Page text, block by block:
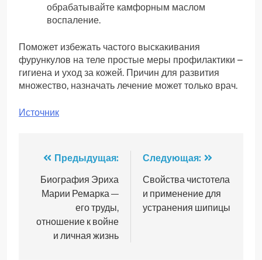
обрабатывайте камфорным маслом
воспаление.
Поможет избежать частого выскакивания
фурункулов на теле простые меры профилактики –
гигиена и уход за кожей. Причин для развития
множество, назначать лечение может только врач.
Источник
Навигация
по
записям
Предыдущая:
Биография Эриха
Марии Ремарка —
его труды,
отношение к войне
и личная жизнь
Следующая:
Свойства чистотела
и применение для
устранения шипицы